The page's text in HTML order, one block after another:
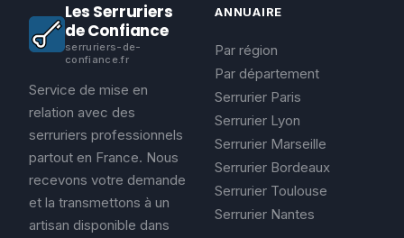
Les Serruriers
de Confiance
serruriers-de-
confiance.fr
Service de mise en
relation avec des
serruriers professionnels
partout en France. Nous
recevons votre demande
et la transmettons à un
artisan disponible dans
ANNUAIRE
Par région
Par département
Serrurier Paris
Serrurier Lyon
Serrurier Marseille
Serrurier Bordeaux
Serrurier Toulouse
Serrurier Nantes